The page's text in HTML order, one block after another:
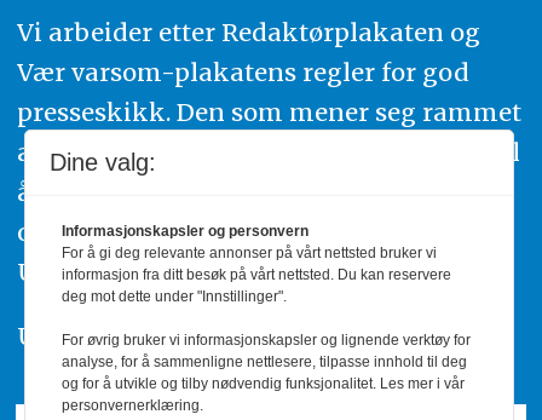
Vi arbeider etter Redaktørplakaten og
Vær varsom-plakatens regler for god
presseskikk. Den som mener seg rammet
av urettmessig publisering, oppfordres til
å ta kontakt med redaksjonen. Du kan
også klage inn saker til Pressens Faglige
Utvalg,www.pfu.no.
Utgiver: PBL
Dine valg:
Informasjonskapsler og personvern
For å gi deg relevante annonser på vårt nettsted bruker vi
informasjon fra ditt besøk på vårt nettsted. Du kan reservere
deg mot dette under "Innstillinger".
For øvrig bruker vi informasjonskapsler og lignende verktøy for
analyse, for å sammenligne nettlesere, tilpasse innhold til deg
og for å utvikle og tilby nødvendig funksjonalitet. Les mer i vår
personvernerklæring.